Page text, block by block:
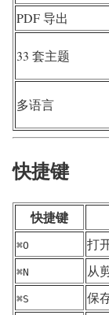
PDF 导出
33 套主题
多语言
快捷键
快捷键
⌘O 打
⌘N 从
⌘S 保